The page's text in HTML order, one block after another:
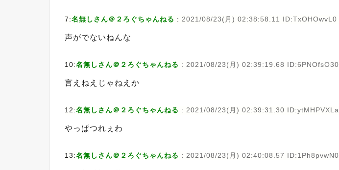
7:名無しさん＠２ろぐちゃんねる : 2021/08/23(月) 02:38:58.11 ID:TxOHOwvL0
声がでないねんな
10:名無しさん＠２ろぐちゃんねる : 2021/08/23(月) 02:39:19.68 ID:6PNOfsO30
言えねえじゃねえか
12:名無しさん＠２ろぐちゃんねる : 2021/08/23(月) 02:39:31.30 ID:ytMHPVXLa
やっぱつれぇわ
13:名無しさん＠２ろぐちゃんねる : 2021/08/23(月) 02:40:08.57 ID:1Ph8pvwN0